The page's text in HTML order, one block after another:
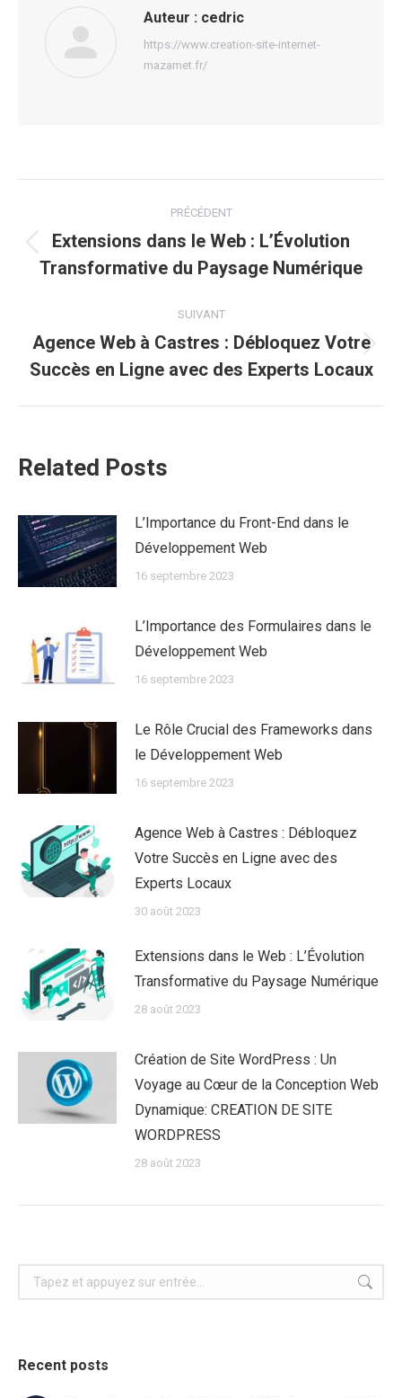
Auteur : cedric
https://www.creation-site-internet-
mazamet.fr/
Navigation
article
PRÉCÉDENT
Article
précédent
Extensions dans le Web : L’Évolution
Transformative du Paysage Numérique
SUIVANT
Article
suivant
:
Agence Web à Castres : Débloquez Votre
Succès en Ligne avec des Experts Locaux
Related Posts
L’Importance du Front-End dans le
Développement Web
16 septembre 2023
L’Importance des Formulaires dans le
Développement Web
16 septembre 2023
Le Rôle Crucial des Frameworks dans
le Développement Web
16 septembre 2023
Agence Web à Castres : Débloquez
Votre Succès en Ligne avec des
Experts Locaux
30 août 2023
Extensions dans le Web : L’Évolution
Transformative du Paysage Numérique
28 août 2023
Création de Site WordPress : Un
Voyage au Cœur de la Conception Web
Dynamique: CREATION DE SITE
WORDPRESS
28 août 2023
Recherche
Recent posts